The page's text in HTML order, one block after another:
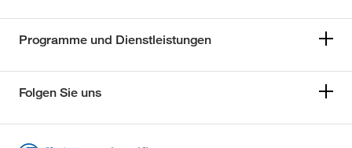
Programme und Dienstleistungen
Folgen Sie uns